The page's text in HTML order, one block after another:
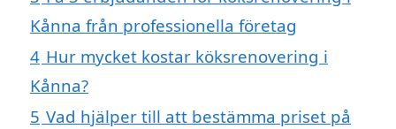
Kånna från professionella företag
4 Hur mycket kostar köksrenovering i
Kånna?
5 Vad hjälper till att bestämma priset på